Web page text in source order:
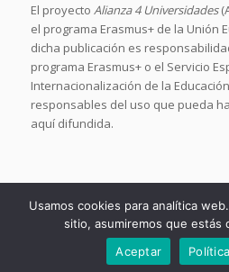
El proyecto Alianza 4 Universidades
el programa Erasmus+ de la Unión
dicha publicación es
programa Erasmus+ o el Servicio
Internacionalización de la Educación
responsables del uso que pueda
aquí difundida.
© Copyright -
Usamos cookies para analítica
sitio, asumiremos que estás
Aceptar